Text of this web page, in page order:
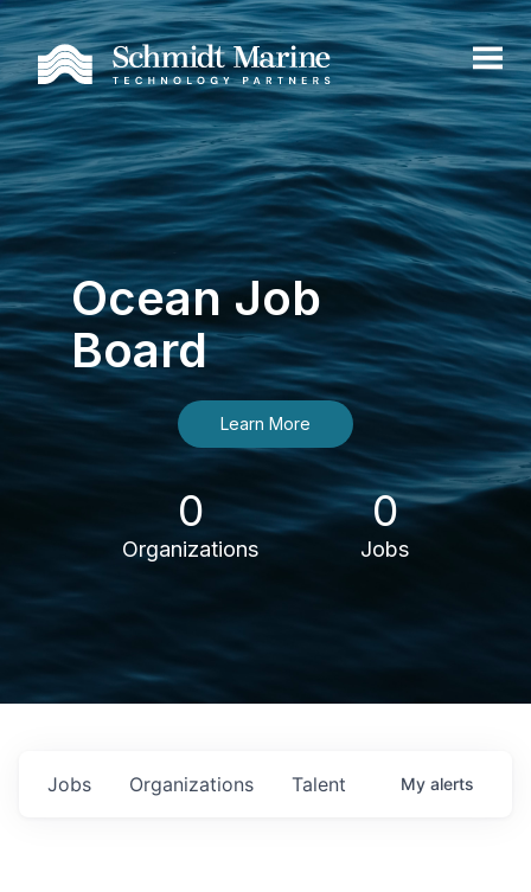
Ocean Job
Board
Learn More
0
Organizations
0
Jobs
Jobs Organizations Talent My alerts